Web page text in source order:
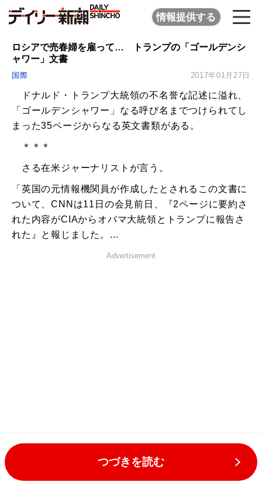
情報提供する
ロシアで売春婦を雇って… トランプの「ゴールデンシ
ャワー」文書
国際 2017年01月27日
ドナルド・トランプ大統領の不名誉な記述に溢れ、
「ゴールデンシャワー」なる呼び名までつけられてし
まった35ページからなる英文書類がある。
＊＊＊
さる在米ジャーナリストが言う。
「英国の元情報機関員が作成したとされるこの文書に
ついて、CNNは11日の会見前日、『2ページに要約さ
れた内容がCIAからオバマ大統領とトランプに報告さ
れた』と報じました。...
Advertisement
つづきを読む